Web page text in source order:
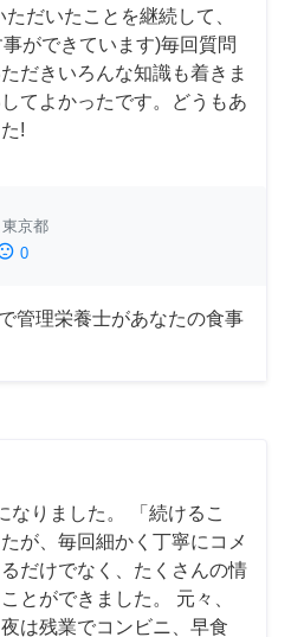
だいたことを継続して、
ができています)毎回質問
だきいろんな知識も着きま
てよかったです。どうもあ
!
東京都
0
管理栄養士があなたの食事
なりました。 「続けるこ
が、毎回細かく丁寧にコメ
だけでなく、たくさんの情
とができました。 元々、
は残業でコンビニ、早食